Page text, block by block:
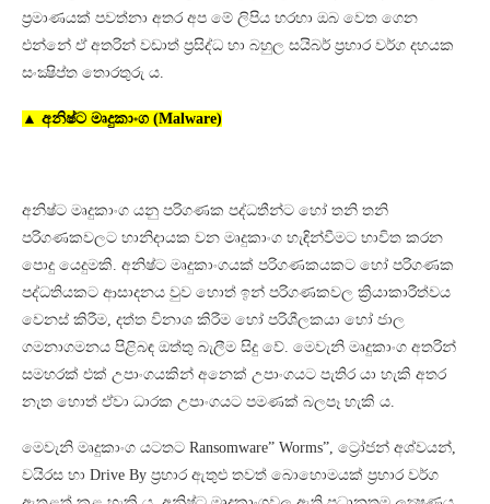
ප්‍රමාණයක් පවත්නා අතර අප මේ ලිපිය හරහා ඔබ වෙත ගෙන
එන්නේ ඒ අතරින් වඩාත් ප්‍රසිද්ධ හා බහුල සයිබර් ප්‍රහාර වර්ග දහයක
සංක්‍ෂිප්ත තොරතුරු ය.
▲ අනිෂ්ට මෘදුකාංග (Malware)
අනිෂ්ට මෘදුකාංග යනු පරිගණක පද්ධතීන්ට හෝ තනි තනි
පරිගණකවලට හානිදායක වන මෘදුකාංග හැඳින්වීමට භාවිත කරන
පොදු යෙදුමකි. අනිෂ්ට මෘදුකාංගයක් පරිගණකයකට හෝ පරිගණක
පද්ධතියකට ආසාදනය වුව හොත් ඉන් පරිගණකවල ක්‍රියාකාරීත්වය
වෙනස් කිරීම, දත්ත විනාශ කිරීම හෝ පරිශීලකයා හෝ ජාල
ගමනාගමනය පිළිබඳ ඔත්තු බැලීම සිදු වේ. මෙවැනි මෘදුකාංග අතරින්
සමහරක් එක් උපාංගයකින් අනෙක් උපාංගයට පැතිර යා හැකි අතර
නැත හොත් ඒවා ධාරක උපාංගයට පමණක් බලපෑ හැකි ය.
මෙවැනි මෘදුකාංග යටතට Ransomware” Worms”, ට්‍රෝජන් අශ්වයන්,
වයිරස හා Drive By ප්‍රහාර ඇතුළු තවත් බොහොමයක් ප්‍රහාර වර්ග